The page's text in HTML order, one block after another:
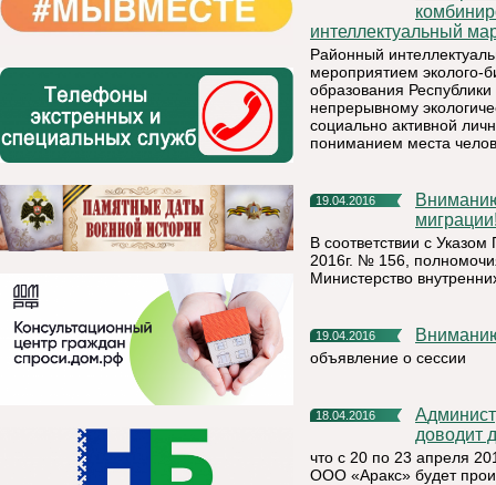
интеллектуальный
Районный
мероприятием эколого-
образования
непрерывному
социально активной
пониманием места
19.04.2016
Вниманию получателей государственных услуг в сфере
В соответствии с
2016г. № 156,
Министерство
19.04.2016
объявление о сессии
18.04.2016
Администрация муниципального района «Княжпогостский»
доводит
что с 20 по 23 апреля
ООО «Аракс» будет